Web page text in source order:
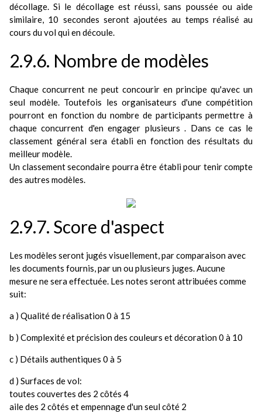
décollage. Si le décollage est réussi, sans poussée ou aide
similaire, 10 secondes seront ajoutées au temps réalisé au
cours du vol qui en découle.
2.9.6. Nombre de modèles
Chaque concurrent ne peut concourir en principe qu'avec un
seul modèle. Toutefois les organisateurs d'une compétition
pourront en fonction du nombre de participants permettre à
chaque concurrent d'en engager plusieurs . Dans ce cas le
classement général sera établi en fonction des résultats du
meilleur modèle.
Un classement secondaire pourra être établi pour tenir compte
des autres modèles.
2.9.7. Score d'aspect
Les modèles seront jugés visuellement, par comparaison avec
les documents fournis, par un ou plusieurs juges. Aucune
mesure ne sera effectuée. Les notes seront attribuées comme
suit:
a ) Qualité de réalisation 0 à 15
b ) Complexité et précision des couleurs et décoration 0 à 10
c ) Détails authentiques 0 à 5
d ) Surfaces de vol:
toutes couvertes des 2 côtés 4
aile des 2 côtés et empennage d'un seul côté 2